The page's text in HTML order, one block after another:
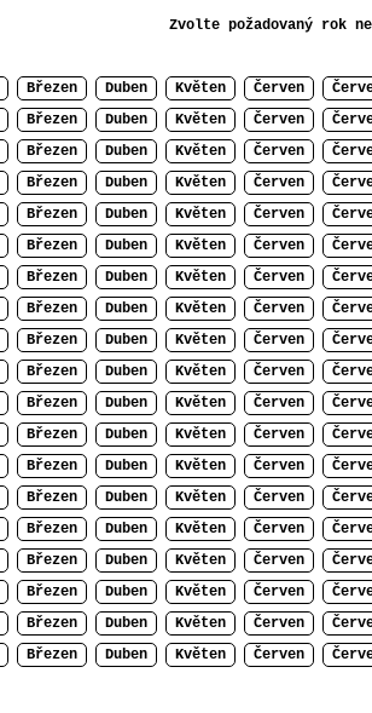
Zvolte požadovaný rok
Březen Duben Květen Červen
Březen Duben Květen Červen
Březen Duben Květen Červen
Březen Duben Květen Červen
Březen Duben Květen Červen
Březen Duben Květen Červen
Březen Duben Květen Červen
Březen Duben Květen Červen
Březen Duben Květen Červen
Březen Duben Květen Červen
Březen Duben Květen Červen
Březen Duben Květen Červen
Březen Duben Květen Červen
Březen Duben Květen Červen
Březen Duben Květen Červen
Březen Duben Květen Červen
Březen Duben Květen Červen
Březen Duben Květen Červen
Březen Duben Květen Červen